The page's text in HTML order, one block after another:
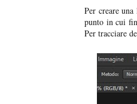
Per creare
punto in cui
Per tracciare